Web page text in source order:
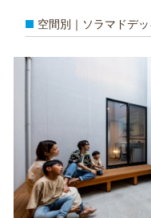
空間別｜ソラマドデッ